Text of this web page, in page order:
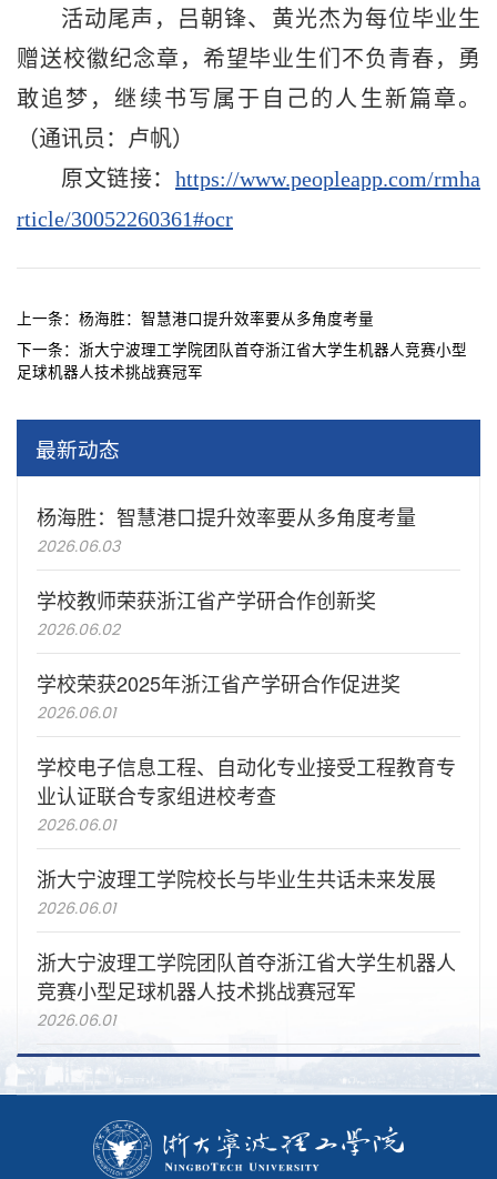
活动尾声，吕朝锋、黄光杰为每位毕业生
赠送校徽纪念章，希望毕业生们不负青春，勇
敢追梦，继续书写属于自己的人生新篇章。
（通讯员：卢帆）
原文链接： https://www.peopleapp.com/rmha
rticle/30052260361#ocr
上一条： 杨海胜：智慧港口提升效率要从多角度考量
下一条： 浙大宁波理工学院团队首夺浙江省大学生机器人竞赛小型
足球机器人技术挑战赛冠军
最新动态
杨海胜：智慧港口提升效率要从多角度考量
2026.06.03
学校教师荣获浙江省产学研合作创新奖
2026.06.02
学校荣获2025年浙江省产学研合作促进奖
2026.06.01
学校电子信息工程、自动化专业接受工程教育专
业认证联合专家组进校考查
2026.06.01
浙大宁波理工学院校长与毕业生共话未来发展
2026.06.01
浙大宁波理工学院团队首夺浙江省大学生机器人
竞赛小型足球机器人技术挑战赛冠军
2026.06.01